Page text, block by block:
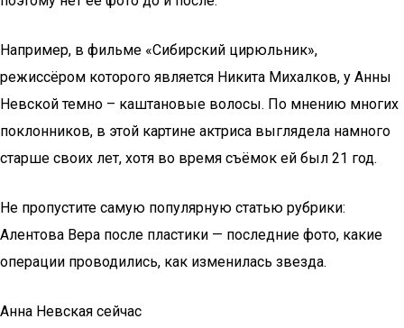
Например, в фильме «Сибирский цирюльник»,
режиссёром которого является Никита Михалков, у Анны
Невской темно – каштановые волосы. По мнению многих
поклонников, в этой картине актриса выглядела намного
старше своих лет, хотя во время съёмок ей был 21 год.
Не пропустите самую популярную статью рубрики:
Алентова Вера после пластики — последние фото, какие
операции проводились, как изменилась звезда.
Анна Невская сейчас